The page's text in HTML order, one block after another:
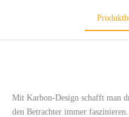
Mit Karbon-Design schafft man
den Betrachter immer